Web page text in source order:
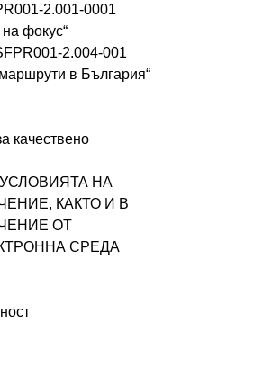
2.001-0001
фокус“
2.004-001
в България“
качествено
НА
КАКТО И В
ОТ
СРЕДА